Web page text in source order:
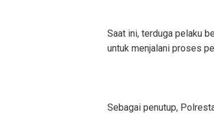
‎Saat ini, terduga pelaku
untuk menjalani proses
‎Sebagai penutup,